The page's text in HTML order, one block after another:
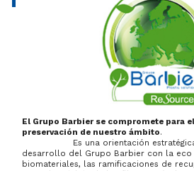
El Grupo Barbier se compromete para
preservación de nuestro ámbito
Es una orientación estratégica
desarrollo del Grupo Barbier con la
biomateriales, las ramificaciones de